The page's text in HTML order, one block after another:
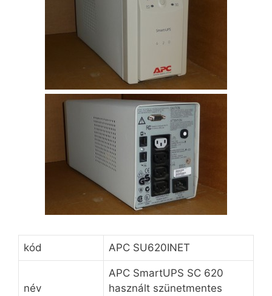
kód APC SU620INET
név
APC SmartUPS SC 620
használt szünetmentes